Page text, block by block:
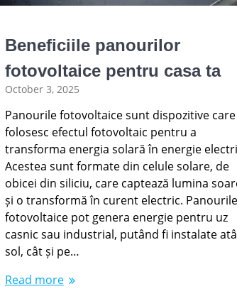
Beneficiile panourilor
fotovoltaice pentru casa ta
October 3, 2025
Panourile fotovoltaice sunt dispozitive care
folosesc efectul fotovoltaic pentru a
transforma energia solară în energie
Acestea sunt formate din celule solare, de
obicei din siliciu, care captează lumina
și o transformă în curent electric. Panourile
fotovoltaice pot genera energie pentru uz
casnic sau industrial, putând fi instalate
sol, cât și pe…
Read more